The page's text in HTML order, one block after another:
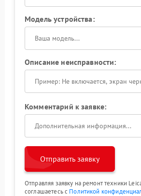
Модель устройства:
Описание неисправности:
Комментарий к заявке:
Отправить заявку
Отправляя заявку на ремонт техники
соглашаетесь с Политикой